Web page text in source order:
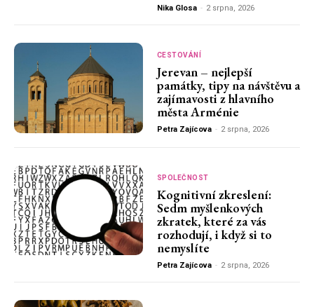
Nika Glosa - 2 srpna, 2026
CESTOVÁNÍ
Jerevan – nejlepší
památky, tipy na návštěvu a
zajímavosti z hlavního
města Arménie
Petra Zajícova - 2 srpna, 2026
SPOLEČNOST
Kognitivní zkreslení:
Sedm myšlenkových
zkratek, které za vás
rozhodují, i když si to
nemyslíte
Petra Zajícova - 2 srpna, 2026